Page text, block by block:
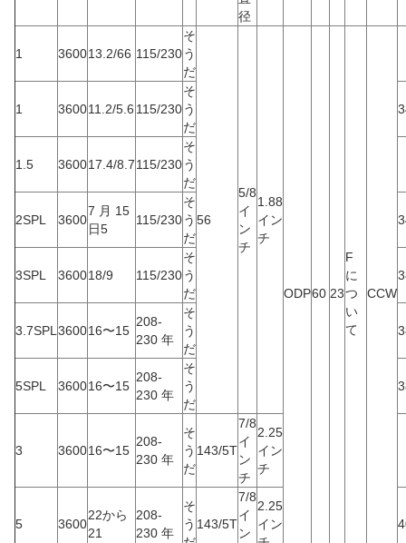
径
1 360013.2/66 115/230
そ
う
だ
56
5/8
イ
ン
チ
1.88
イン
チ
ODP60 23
F
に
つ
い
て
CCW
1 360011.2/5.6 115/230
そ
う
だ
1.5 360017.4/8.7115/230
そ
う
だ
2SPL 3600
7 月 15
日5
115/230
そ
う
だ
3SPL 360018/9 115/230
そ
う
だ
3.7SPL 360016〜15
208-
230 年
そ
う
だ
5SPL 360016〜15
208-
230 年
そ
う
だ
3 360016〜15
208-
230 年
そ
う
だ
143/5T
7/8
イ
ン
チ
2.25
イン
チ
5 3600
22から
21
208-
230 年
そ
う 143/5T
7/8
イ
ン
2.25
イン